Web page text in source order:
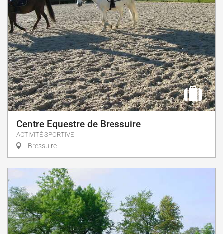
Centre Equestre de Bressuire
ACTIVITÉ SPORTIVE
Bressuire